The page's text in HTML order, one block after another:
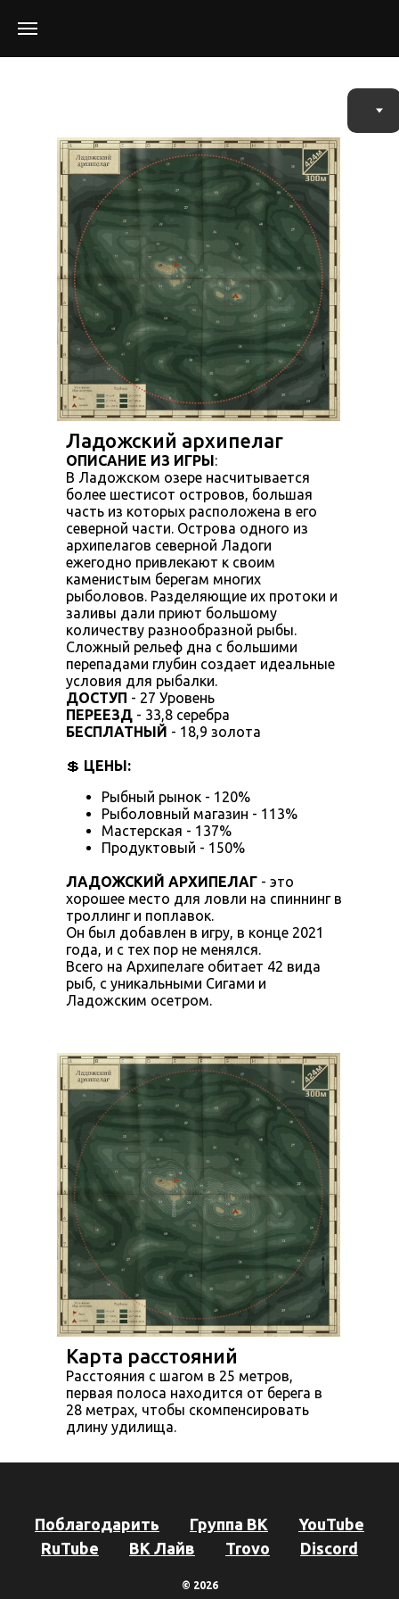
Ладожский архипелаг
ОПИСАНИЕ ИЗ ИГРЫ:
В Ладожском озере насчитывается
более шестисот островов, большая
часть из которых расположена в его
северной части. Острова одного из
архипелагов северной Ладоги
ежегодно привлекают к своим
каменистым берегам многих
рыболовов. Разделяющие их протоки и
заливы дали приют большому
количеству разнообразной рыбы.
Сложный рельеф дна с большими
перепадами глубин создает идеальные
условия для рыбалки.
ДОСТУП - 27 Уровень
ПЕРЕЕЗД - 33,8 серебра
БЕСПЛАТНЫЙ - 18,9 золота
💲 ЦЕНЫ:
Рыбный рынок - 120%
Рыболовный магазин - 113%
Мастерская - 137%
Продуктовый - 150%
ЛАДОЖСКИЙ АРХИПЕЛАГ - это
хорошее место для ловли на спиннинг в
троллинг и поплавок.
Он был добавлен в игру, в конце 2021
года, и с тех пор не менялся.
Всего на Архипелаге обитает 42 вида
рыб, с уникальными Сигами и
Ладожским осетром.
Карта расстояний
Расстояния с шагом в 25 метров,
первая полоса находится от берега в
28 метрах, чтобы скомпенсировать
длину удилища.
Поблагодарить Группа ВК
YouTube
RuTube
ВК Лайв Trovo Discord
© 2026